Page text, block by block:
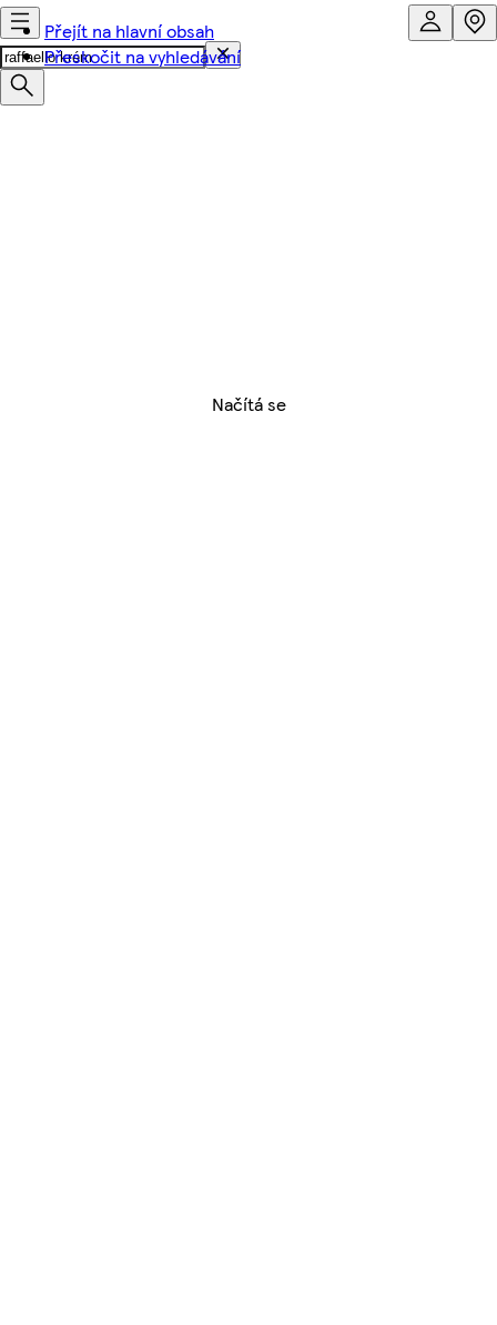
Přejít na hlavní obsah
Přeskočit na vyhledávání
Načítá se